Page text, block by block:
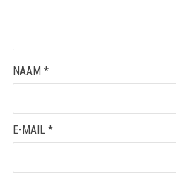
NAAM *
E-MAIL *